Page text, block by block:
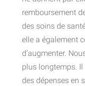
remboursement
des soins de
elle a également
d’augmenter.
plus longtemps.
des dépenses en